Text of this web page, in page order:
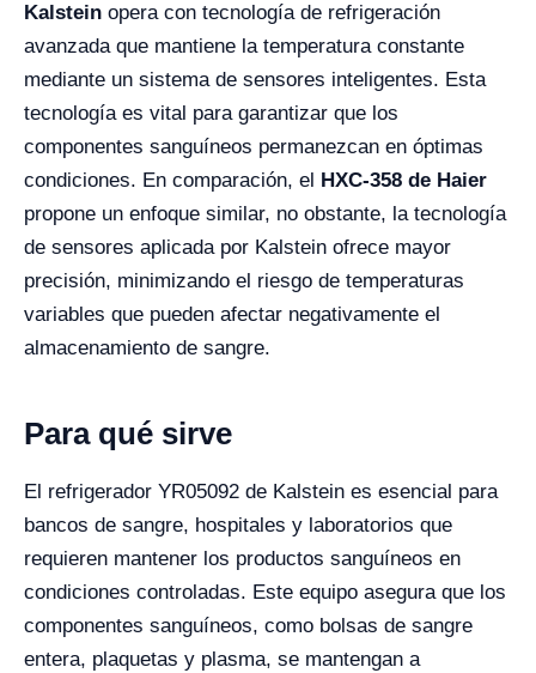
Kalstein opera con tecnología de refrigeración
avanzada que mantiene la temperatura constante
mediante un sistema de sensores inteligentes. Esta
tecnología es vital para garantizar que los
componentes sanguíneos permanezcan en óptimas
condiciones. En comparación, el HXC-358 de Haier
propone un enfoque similar, no obstante, la tecnología
de sensores aplicada por Kalstein ofrece mayor
precisión, minimizando el riesgo de temperaturas
variables que pueden afectar negativamente el
almacenamiento de sangre.
Para qué sirve
El refrigerador YR05092 de Kalstein es esencial para
bancos de sangre, hospitales y laboratorios que
requieren mantener los productos sanguíneos en
condiciones controladas. Este equipo asegura que los
componentes sanguíneos, como bolsas de sangre
entera, plaquetas y plasma, se mantengan a